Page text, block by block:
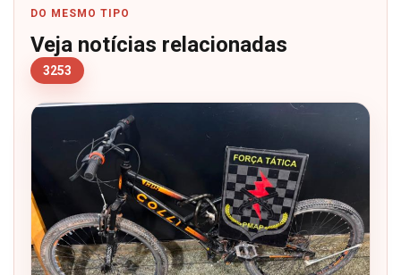
DO MESMO TIPO
Veja notícias relacionadas
3253